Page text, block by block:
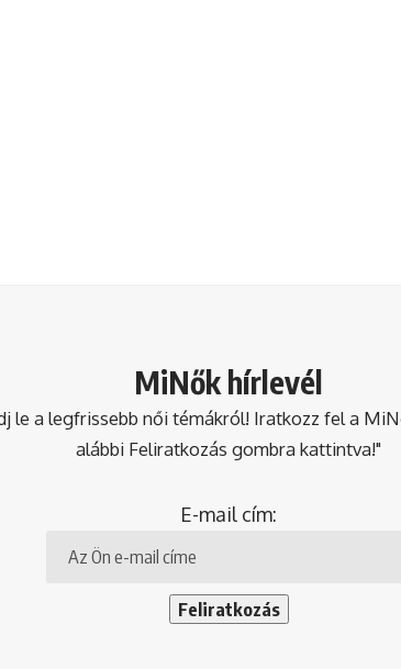
MiNők hírlevél
le a legfrissebb női témákról! Iratkozz fel a
alábbi Feliratkozás gombra kattintva!"
E-mail cím: